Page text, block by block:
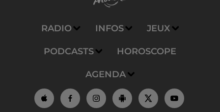
RADIO INFOS JEUX
PODCASTS HOROSCOPE
AGENDA